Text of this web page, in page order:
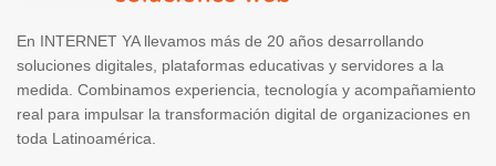
En INTERNET YA llevamos más de 20 años desarrollando
soluciones digitales, plataformas educativas y servidores a la
medida. Combinamos experiencia, tecnología y acompañamiento
real para impulsar la transformación digital de organizaciones en
toda Latinoamérica.